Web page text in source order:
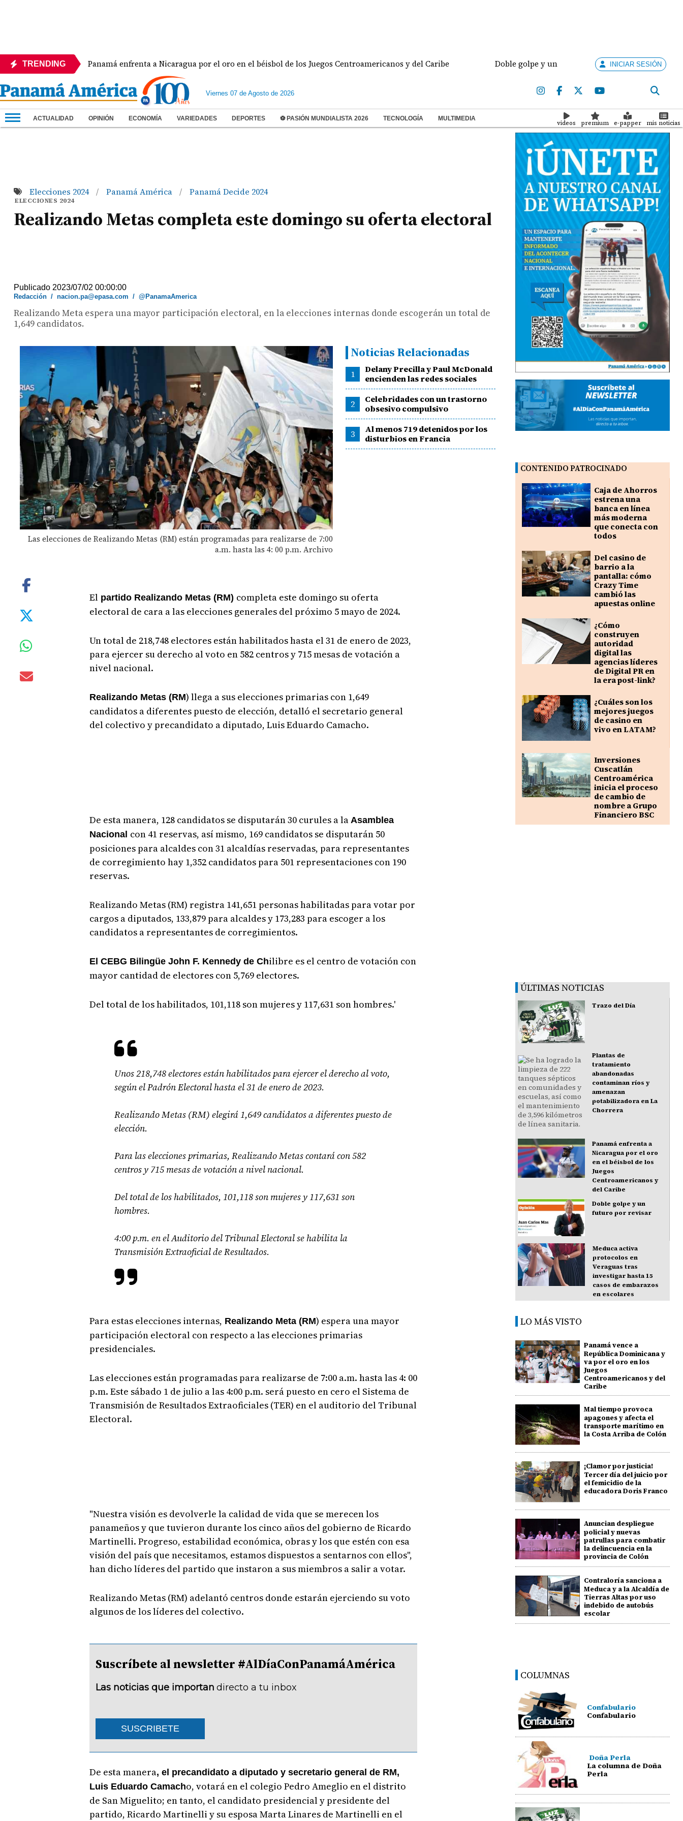
TRENDINGPanamá enfrenta a Nicaragua por el oro en el béisbol de los Juegos Centroamericanos y del Caribe Doble golpe y un futuro por revisar Meduca
INICIAR SESIÓN
Viernes 07 de Agosto de 2026
ACTUALIDAD OPINIÓN ECONOMÍA VARIEDADES DEPORTES ⚽ PASIÓN MUNDIALISTA 2026 TECNOLOGÍA MULTIMEDIA
videos premium e-papper mis noticias
Elecciones 2024 / Panamá América / Panamá Decide 2024
ELECCIONES 2024
Realizando Metas completa este domingo su oferta electoral
Publicado 2023/07/02 00:00:00
Redacción /nacion.pa@epasa.com /@PanamaAmerica
Realizando Meta espera una mayor participación electoral, en la elecciones internas donde escogerán un total de
1,649 candidatos.
Las elecciones de Realizando Metas (RM) están programadas para realizarse de 7:00
a.m. hasta las 4: 00 p.m. Archivo
Noticias Relacionadas
1
Delany Precilla y Paul McDonald
encienden las redes sociales
2
Celebridades con un trastorno
obsesivo compulsivo
3
Al menos 719 detenidos por los
disturbios en Francia
Elpartido Realizando Metas (RM) completa este domingo su oferta
electoral de cara a las elecciones generales del próximo 5 mayo de 2024.
Un total de 218,748 electores están habilitados hasta el 31 de enero de 2023,
para ejercer su derecho al voto en 582 centros y 715 mesas de votación a
nivel nacional.
Realizando Metas (RM) llega a sus elecciones primarias con 1,649
candidatos a diferentes puesto de elección, detalló el secretario general
del colectivo y precandidato a diputado, Luis Eduardo Camacho.
De esta manera, 128 candidatos se disputarán 30 curules a la Asamblea
Nacional con 41 reservas, así mismo, 169 candidatos se disputarán 50
posiciones para alcaldes con 31 alcaldías reservadas, para representantes
de corregimiento hay 1,352 candidatos para 501 representaciones con 190
reservas.
Realizando Metas (RM) registra 141,651 personas habilitadas para votar por
cargos a diputados, 133,879 para alcaldes y 173,283 para escoger a los
candidatos a representantes de corregimientos.
El CEBG Bilingüe John F. Kennedy de Chilibre es el centro de votación con
mayor cantidad de electores con 5,769 electores.
Del total de los habilitados, 101,118 son mujeres y 117,631 son hombres.'
Unos 218,748 electores están habilitados para ejercer el derecho al voto,
según el Padrón Electoral hasta el 31 de enero de 2023.
Realizando Metas (RM) elegirá 1,649 candidatos a diferentes puesto de
elección.
Para las elecciones primarias, Realizando Metas contará con 582
centros y 715 mesas de votación a nivel nacional.
Del total de los habilitados, 101,118 son mujeres y 117,631 son
hombres.
4:00 p.m. en el Auditorio del Tribunal Electoral se habilita la
Transmisión Extraoficial de Resultados.
Para estas elecciones internas, Realizando Meta (RM) espera una mayor
participación electoral con respecto a las elecciones primarias
presidenciales.
Las elecciones están programadas para realizarse de 7:00 a.m. hasta las 4: 00
p.m. Este sábado 1 de julio a las 4:00 p.m. será puesto en cero el Sistema de
Transmisión de Resultados Extraoficiales (TER) en el auditorio del Tribunal
Electoral.
"Nuestra visión es devolverle la calidad de vida que se merecen los
panameños y que tuvieron durante los cinco años del gobierno de Ricardo
Martinelli. Progreso, estabilidad económica, obras y los que estén con esa
visión del país que necesitamos, estamos dispuestos a sentarnos con ellos",
han dicho líderes del partido que instaron a sus miembros a salir a votar.
Realizando Metas (RM) adelantó centros donde estarán ejerciendo su voto
algunos de los líderes del colectivo.
Suscríbete al newsletter #AlDíaConPanamáAmérica
Las noticias que importan directo a tu inbox
SUSCRIBETE
De esta manera, el precandidato a diputado y secretario general de RM,
Luis Eduardo Camacho, votará en el colegio Pedro Ameglio en el distrito
de San Miguelito; en tanto, el candidato presidencial y presidente del
partido, Ricardo Martinelli y su esposa Marta Linares de Martinelli en el
CONTENIDO PATROCINADO
Caja de Ahorros
estrena una
banca en línea
más moderna
que conecta con
todos
Del casino de
barrio a la
pantalla: cómo
Crazy Time
cambió las
apuestas online
¿Cómo
construyen
autoridad
digital las
agencias líderes
de Digital PR en
la era post-link?
¿Cuáles son los
mejores juegos
de casino en
vivo en LATAM?
Inversiones
Cuscatlán
Centroamérica
inicia el proceso
de cambio de
nombre a Grupo
Financiero BSC
ÚLTIMAS NOTICIAS
Trazo del Día
Plantas de
tratamiento
abandonadas
contaminan ríos y
amenazan
potabilizadora en La
Chorrera
Panamá enfrenta a
Nicaragua por el oro
en el béisbol de los
Juegos
Centroamericanos y
del Caribe
Doble golpe y un
futuro por revisar
Meduca activa
protocolos en
Veraguas tras
investigar hasta 15
casos de embarazos
en escolares
LO MÁS VISTO
Panamá vence a
República Dominicana y
va por el oro en los
Juegos
Centroamericanos y del
Caribe
Mal tiempo provoca
apagones y afecta el
transporte marítimo en
la Costa Arriba de Colón
¡Clamor por justicia!
Tercer día del juicio por
el femicidio de la
educadora Doris Franco
Anuncian despliegue
policial y nuevas
patrullas para combatir
la delincuencia en la
provincia de Colón
Contraloría sanciona a
Meduca y a la Alcaldía de
Tierras Altas por uso
indebido de autobús
escolar
COLUMNAS
Confabulario
Confabulario
Doña Perla
La columna de Doña
Perla